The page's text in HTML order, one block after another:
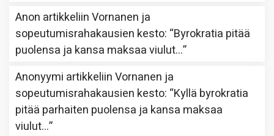
Anon artikkeliinVornanen ja
sopeutumisrahakausien kesto: “Byrokratia pitää
puolensa ja kansa maksaa viulut…”
Anonyymi artikkeliinVornanen ja
sopeutumisrahakausien kesto: “Kyllä byrokratia
pitää parhaiten puolensa ja kansa maksaa
viulut…”